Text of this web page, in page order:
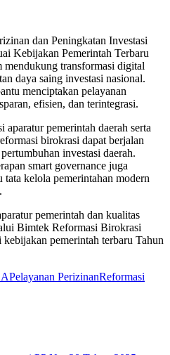
dan Peningkatan Investasi
Kebijakan Pemerintah Terbaru
mendukung transformasi digital
daya saing investasi nasional.
menciptakan pelayanan
efisien, dan terintegrasi.
pemerintah daerah serta
birokrasi dapat berjalan
investasi daerah.
smart governance juga
kelola pemerintahan modern
pemerintah dan kualitas
Bimtek Reformasi Birokrasi
pemerintah terbaru Tahun
Pelayanan PerizinanReformasi